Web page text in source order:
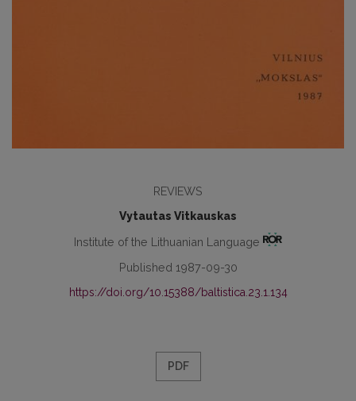
REVIEWS
Vytautas Vitkauskas
Institute of the Lithuanian Language
Published 1987-09-30
https://doi.org/10.15388/baltistica.23.1.134
PDF